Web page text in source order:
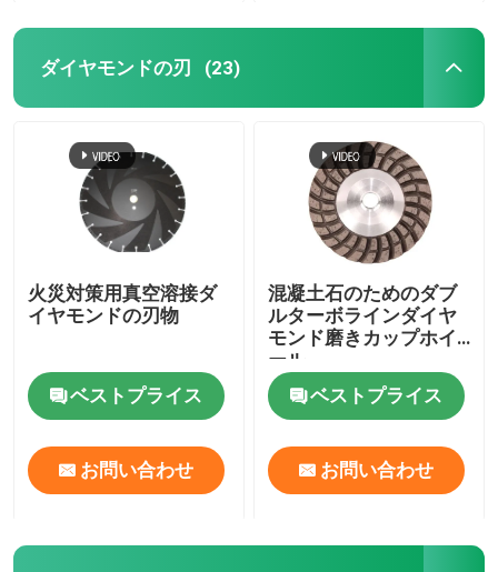
ダイヤモンドの刃 (23)
火災対策用真空溶接ダ
イヤモンドの刃物
ベストプライス
お問い合わせ
混凝土石のためのダブ
ルターボラインダイヤ
モンド磨きカップホイ
ール
ベストプライス
お問い合わせ